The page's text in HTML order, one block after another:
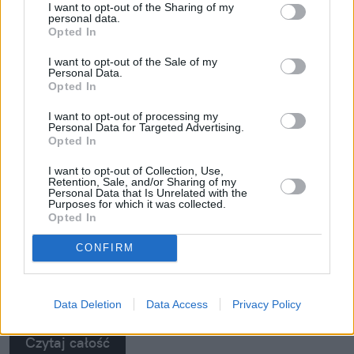
I want to opt-out of the Sharing of my
personal data.
Opted In
I want to opt-out of the Sale of my
Personal Data.
Opted In
I want to opt-out of processing my
Personal Data for Targeted Advertising.
Opted In
I want to opt-out of Collection, Use,
Retention, Sale, and/or Sharing of my
Personal Data that Is Unrelated with the
Purposes for which it was collected.
Opted In
CONFIRM
Data Deletion Data Access Privacy Policy
Siemens EQ600 iAroma. Jeden
ekspres, wiele sposobów na idealną
kawę
Siemens EQ600 iAroma to model zaprojektowany
właśnie z myślą o różnorodności. Urządzenie
pozwala przygotować klasyczne espresso, kawy
mleczne, większe porcje kawy na wynos, a także
kilka filiżanek jednocześnie. Wszystko przy
zachowaniu intuicyjnej obsługi oraz szerokich
Czytaj całość